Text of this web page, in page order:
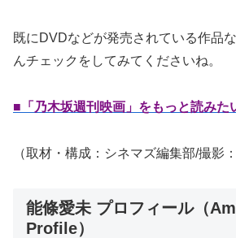
既にDVDなどが発売されている作品
んチェックをしてみてくださいね。
■「乃木坂週刊映画」をもっと読みた
（取材・構成：シネマズ編集部/撮影：
能條愛未 プロフィール（
Profile）